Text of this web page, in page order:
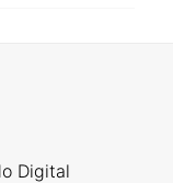
Digital